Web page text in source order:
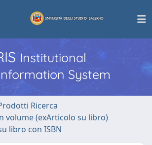
Institutional
System
Ricerca
volume (exArticolo su libro)
libro con ISBN